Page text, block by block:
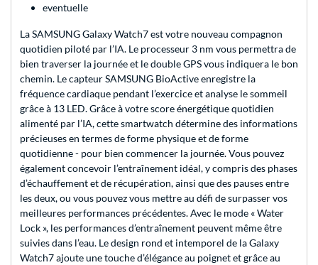
eventuelle
La SAMSUNG Galaxy Watch7 est votre nouveau compagnon
quotidien piloté par l’IA. Le processeur 3 nm vous permettra de
bien traverser la journée et le double GPS vous indiquera le bon
chemin. Le capteur SAMSUNG BioActive enregistre la
fréquence cardiaque pendant l’exercice et analyse le sommeil
grâce à 13 LED. Grâce à votre score énergétique quotidien
alimenté par l’IA, cette smartwatch détermine des informations
précieuses en termes de forme physique et de forme
quotidienne - pour bien commencer la journée. Vous pouvez
également concevoir l’entraînement idéal, y compris des phases
d’échauffement et de récupération, ainsi que des pauses entre
les deux, ou vous pouvez vous mettre au défi de surpasser vos
meilleures performances précédentes. Avec le mode « Water
Lock », les performances d’entraînement peuvent même être
suivies dans l’eau. Le design rond et intemporel de la Galaxy
Watch7 ajoute une touche d’élégance au poignet et grâce au